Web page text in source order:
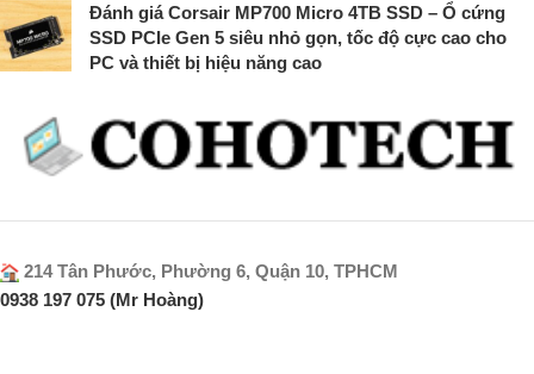
Đánh giá Corsair MP700 Micro 4TB SSD – Ổ cứng
SSD PCIe Gen 5 siêu nhỏ gọn, tốc độ cực cao cho
PC và thiết bị hiệu năng cao
214 Tân Phước, Phường 6, Quận 10, TPHCM
0938 197 075 (Mr Hoàng)